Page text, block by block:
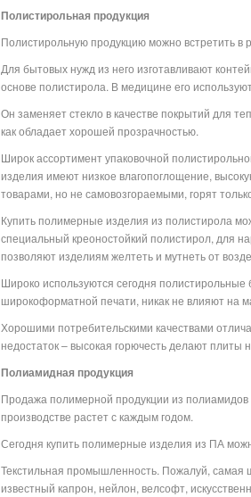
Полистирольная продукция
Полистирольную продукцию можно встретить
Для бытовых нужд из него изготавливают
основе полистирола. В медицине его
Он заменяет стекло в качестве покрытий для
как обладает хорошей прозрачностью.
Широк ассортимент упаковочной
изделия имеют низкое влагопоглощение,
товарами, но не самовозгораемыми, горят
Купить полимерные изделия из полистирола
специальный креоностойкий полистирол, для
позволяют изделиям желтеть и мутнеть от
Широко используются сегодня
широкоформатной печати, никак не влияют на
Хорошими потребительскими качествами
недостаток – высокая горючесть делают плиты
Полиамидная продукция
Продажа полимерной продукции из
производстве растет с каждым годом.
Сегодня купить полимерные изделия из ПА
Текстильная промышленность. Пожалуй, самая
известный капрон, нейлон, велсофт,